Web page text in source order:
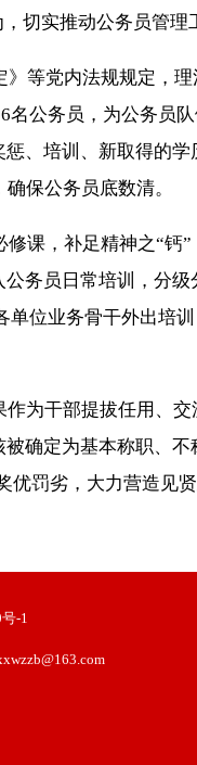
切实推动公务员管理
等党内法规规定，
公务员，为公务员队
、培训、新取得的学
保公务员底数清。
课，补足精神之“钙
务员日常培训，分
位业务骨干外出培
为干部提拔任用、
确定为基本称职、不
优罚劣，大力营造见
-1